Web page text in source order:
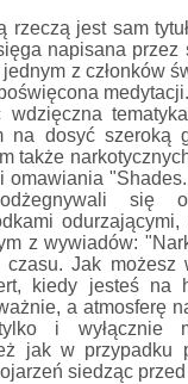
rzeczą jest sam
napisana przez
z członków
na dosyć szeroką
także
omawiania
się
odurzającymi,
z wywiadów:
czasu. Jak
kiedy jesteś na
a atmosferę
i wyłącznie
jak w przypadku
siedząc